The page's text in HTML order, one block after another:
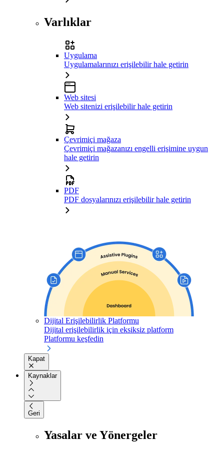
Varlıklar
Uygulama
Uygulamalarınızı erişilebilir hale getirin
Web sitesi
Web sitenizi erişilebilir hale getirin
Çevrimiçi mağaza
Çevrimiçi mağazanızı engelli erişimine uygun
hale getirin
PDF
PDF dosyalarınızı erişilebilir hale getirin
Dijital Erişilebilirlik Platformu
Dijital erişilebilirlik için eksiksiz platform
Platformu keşfedin
Kapat
Kaynaklar
Geri
Yasalar ve Yönergeler